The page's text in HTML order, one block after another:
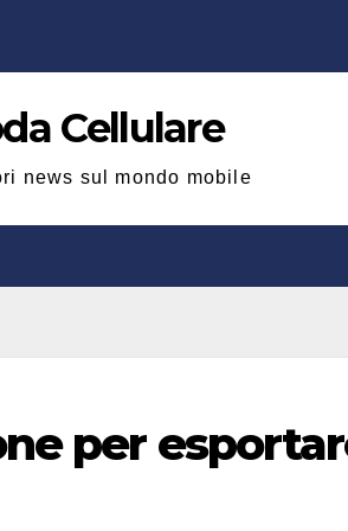
Cellulare
news sul mondo mobile
per